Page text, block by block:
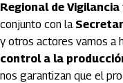
Regional de
conjunto con la
y otros actores vamos a
control a la
nos garantizan que el